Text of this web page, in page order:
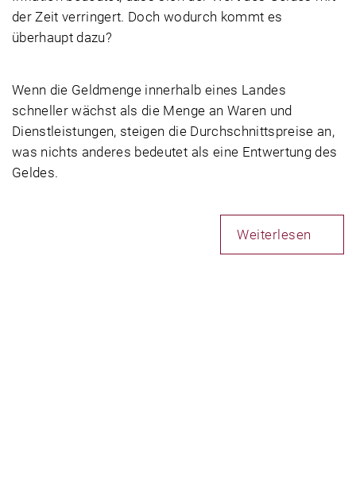
der Zeit verringert. Doch wodurch kommt es
überhaupt dazu?
Wenn die Geldmenge innerhalb eines Landes
schneller wächst als die Menge an Waren und
Dienstleistungen, steigen die Durchschnittspreise an,
was nichts anderes bedeutet als eine Entwertung des
Geldes.
Weiterlesen